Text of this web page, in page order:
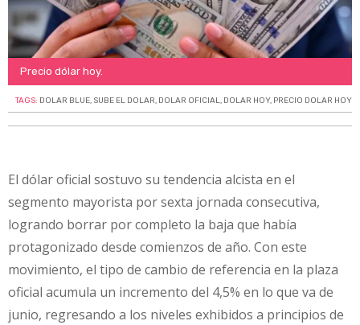
Precio dólar hoy.
TAGS: DOLAR BLUE, SUBE EL DOLAR, DOLAR OFICIAL, DOLAR HOY, PRECIO DOLAR HOY
El dólar oficial sostuvo su tendencia alcista en el
segmento mayorista por sexta jornada consecutiva,
logrando borrar por completo la baja que había
protagonizado desde comienzos de año. Con este
movimiento, el tipo de cambio de referencia en la plaza
oficial acumula un incremento del 4,5% en lo que va de
junio, regresando a los niveles exhibidos a principios de